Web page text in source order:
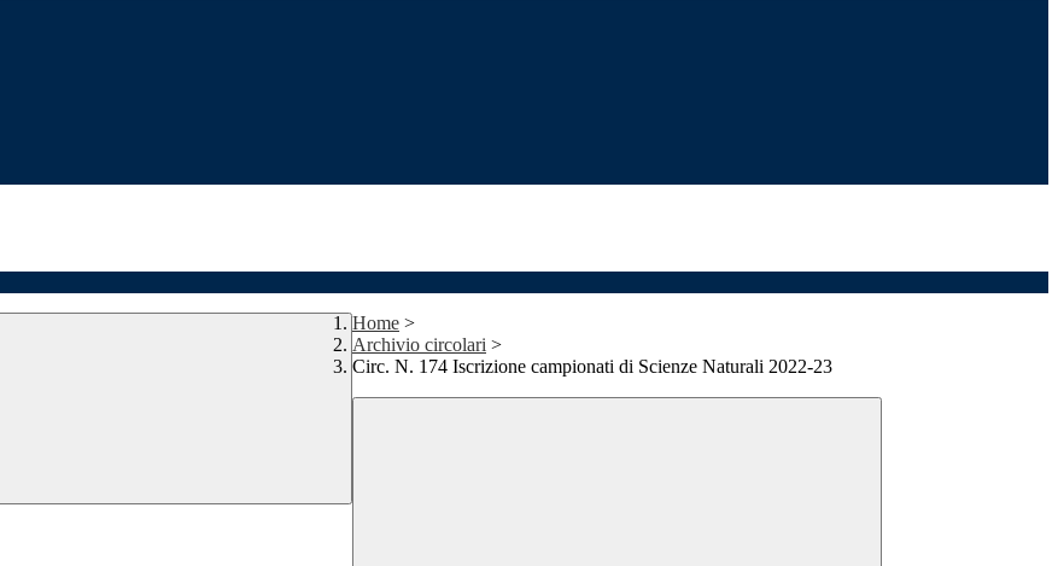
Home >
Archivio circolari >
Circ. N. 174 Iscrizione campionati di Scienze Naturali 2022-23